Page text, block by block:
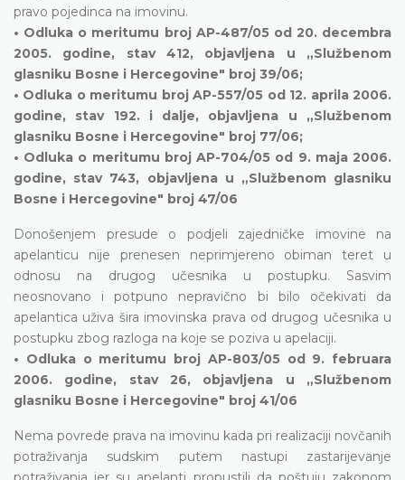
pravo pojedinca na imovinu.
• Odluka o meritumu broj AP-487/05 od 20. decembra
2005. godine, stav 412, objavljena u „Službenom
glasniku Bosne i Hercegovine" broj 39/06;
• Odluka o meritumu broj AP-557/05 od 12. aprila 2006.
godine, stav 192. i dalje, objavljena u „Službenom
glasniku Bosne i Hercegovine" broj 77/06;
• Odluka o meritumu broj AP-704/05 od 9. maja 2006.
godine, stav 743, objavljena u „Službenom glasniku
Bosne i Hercegovine" broj 47/06
Donošenjem presude o podjeli zajedničke imovine na
apelanticu nije prenesen neprimjereno obiman teret u
odnosu na drugog učesnika u postupku. Sasvim
neosnovano i potpuno nepravično bi bilo očekivati da
apelantica uživa šira imovinska prava od drugog učesnika u
postupku zbog razloga na koje se poziva u apelaciji.
• Odluka o meritumu broj AP-803/05 od 9. februara
2006. godine, stav 26, objavljena u „Službenom
glasniku Bosne i Hercegovine" broj 41/06
Nema povrede prava na imovinu kada pri realizaciji novčanih
potraživanja sudskim putem nastupi zastarijevanje